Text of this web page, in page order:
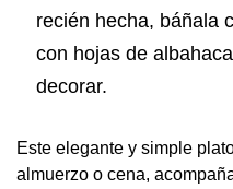
recién hecha, báñala
con hojas de
decorar.
Este elegante y simple
almuerzo o cena,